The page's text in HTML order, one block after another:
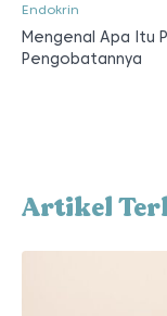
Endokrin
Mengenal Apa Itu
Pengobatannya
Artikel